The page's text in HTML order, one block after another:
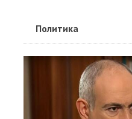
Политика